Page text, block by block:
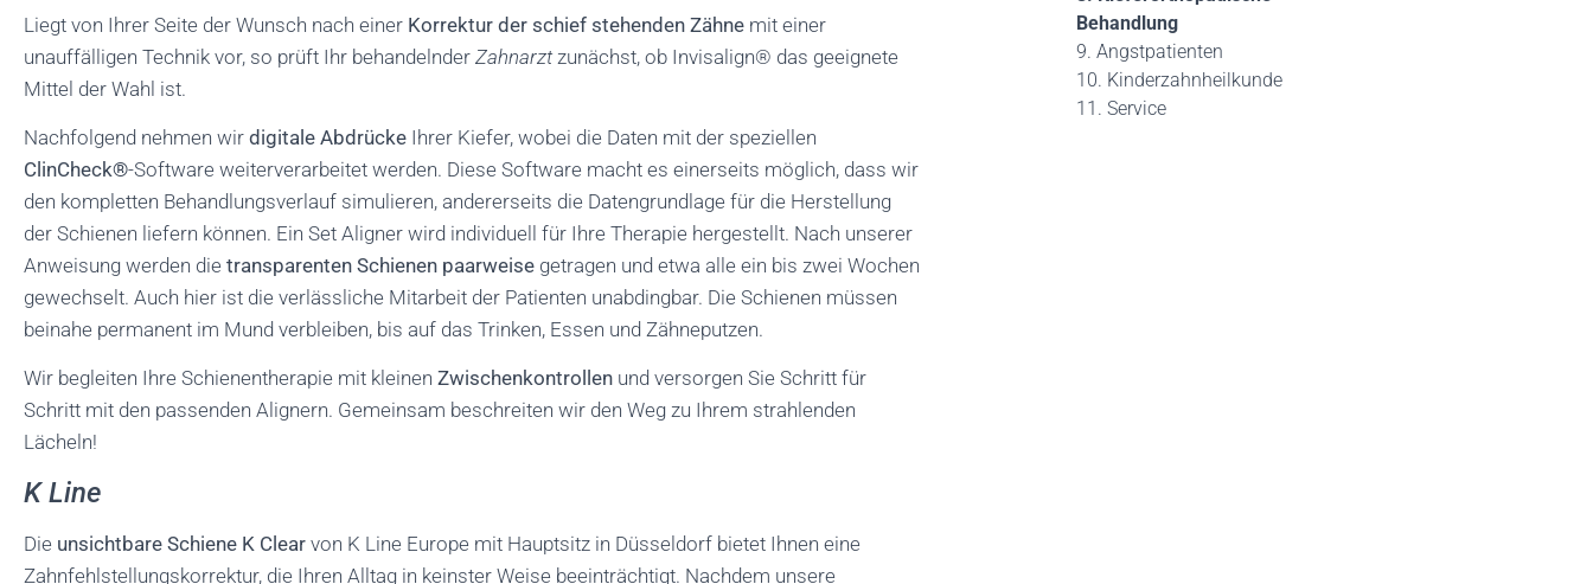
Liegt von Ihrer Seite der Wunsch nach einer Korrektur der schief stehenden Zähne mit einer
unauffälligen Technik vor, so prüft Ihr behandelnder Zahnarztzunächst, ob Invisalign® das geeignete
Mittel der Wahl ist.
Nachfolgend nehmen wir digitale Abdrücke Ihrer Kiefer, wobei die Daten mit der speziellen
ClinCheck®-Software weiterverarbeitet werden. Diese Software macht es einerseits möglich, dass wir
den kompletten Behandlungsverlauf simulieren, andererseits die Datengrundlage für die Herstellung
der Schienen liefern können. Ein Set Aligner wird individuell für Ihre Therapie hergestellt. Nach unserer
Anweisung werden die transparenten Schienen paarweise getragen und etwa alle ein bis zwei Wochen
gewechselt. Auch hier ist die verlässliche Mitarbeit der Patienten unabdingbar. Die Schienen müssen
beinahe permanent im Mund verbleiben, bis auf das Trinken, Essen und Zähneputzen.
Wir begleiten Ihre Schienentherapie mit kleinen Zwischenkontrollen und versorgen Sie Schritt für
Schritt mit den passenden Alignern. Gemeinsam beschreiten wir den Weg zu Ihrem strahlenden
Lächeln!
K Line
Die unsichtbare Schiene K Clear von K Line Europe mit Hauptsitz in Düsseldorf bietet Ihnen eine
Zahnfehlstellungskorrektur, die Ihren Alltag in keinster Weise beeinträchtigt. Nachdem unsere
Behandlung
9. Angstpatienten
10. Kinderzahnheilkunde
11. Service